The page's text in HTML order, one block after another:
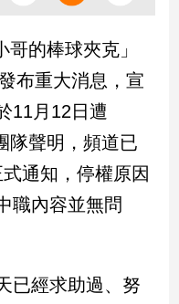
的棒球夾克」
布重大消息，宣
11月12日遭
隊聲明，頻道已
通知，停權原因
職內容並無問
已經求助過、努